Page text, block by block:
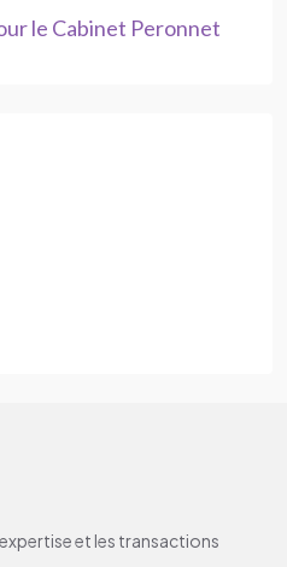
le Cabinet Peronnet
et les transactions